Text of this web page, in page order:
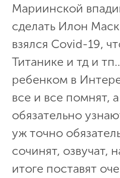
Мариинской
сделать Илон
взялся Covid-19,
Титанике и тд и
ребенком в
все и все помнят,
обязательно
уж точно
сочинят, озвучат,
итоге поставят